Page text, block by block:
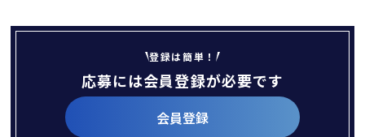
登録は簡単！
応募には会員登録が必要です
会員登録